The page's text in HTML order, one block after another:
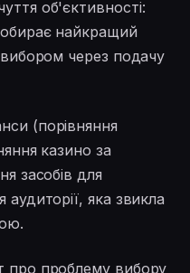
об'єктивності:
найкращий
через подачу
(порівняння
казино за
засобів для
яка звикла
про проблему вибору